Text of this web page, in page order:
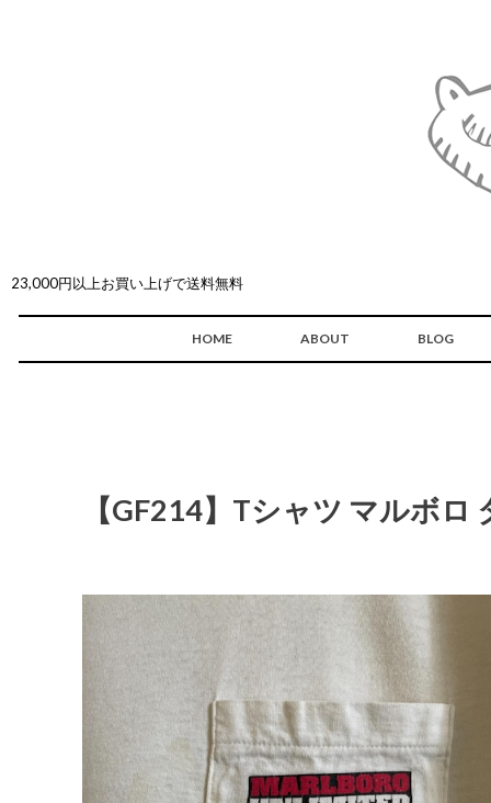
23,000円以上お買い上げで送料無料
HOME ABOUT BLOG
【GF214】Tシャツ マルボ